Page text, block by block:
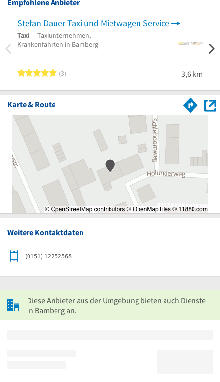
Empfohlene Anbieter
Stefan Dauer Taxi und Mietwagen Service
Taxi – Taxiunternehmen,
Krankenfahrten in Bamberg
5 von 5 Sternen
3 3,6 km
bei
Karte & Route
Weitere Kontaktdaten
(0151) 12252568
Diese Anbieter aus der Umgebung bieten auch Dienste
in Bamberg an.